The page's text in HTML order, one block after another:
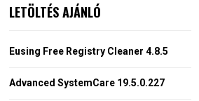
h
o
LETÖLTÉS AJÁNLÓ
Eusing Free Registry Cleaner 4.8.5
Advanced SystemCare 19.5.0.227